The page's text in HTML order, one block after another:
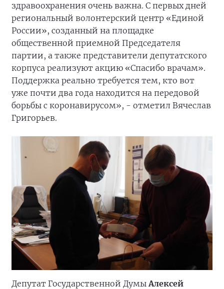
здравоохранения очень важна. С первых дней
региональный волонтерский центр «Единой
России», созданный на площадке
общественной приемной Председателя
партии, а также представители депутатского
корпуса реализуют акцию «Спасибо врачам».
Поддержка реально требуется тем, кто вот
уже почти два года находится на передовой
борьбы с коронавирусом», - отметил Вячеслав
Григорьев.
Депутат Государственной ДумыАлексей